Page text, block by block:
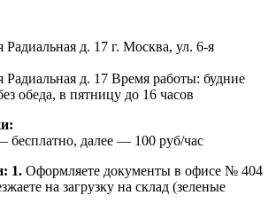
г. Москва, ул. 6-я
Время работы: будние
обеда, в пятницу до 16 часов
далее — 100 руб/час
1. Оформляете документы в офисе № 404
на загрузку на склад (зеленые